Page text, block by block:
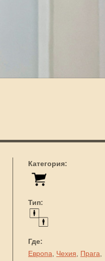
Категория:
Тип:
Где:
Европа
Чехия Прага